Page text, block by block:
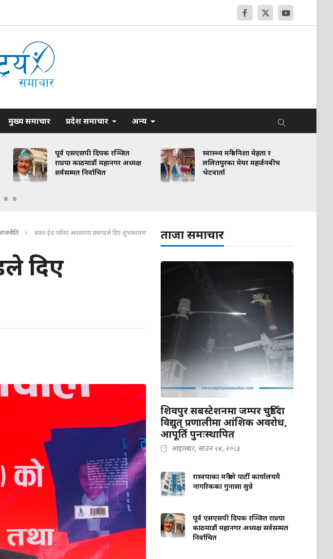
मुख्य समाचार प्रदेश समाचार अन्य
पूर्व एसएसपी दिपक रञ्जित
राप्रपा काठमाडौं महानगर अध्यक्ष
सर्वसम्मत निर्वाचित
स्वास्थ्य मन्त्री निशा मेहता र
ललितपुरका मेयर महर्जनबीच
भेटवार्ता
राजनीति बकर ईद पर्वका अवसरमा प्रचण्डले दिए शुभकामना
दिए
ताजा समाचार
शिवपुर सबस्टेशनमा जम्पर चुडिँदा
विद्युत् प्रणालीमा आंशिक अवरोध,
आपूर्ति पुनःस्थापित
आइतबार, साउन २४, २०८३
रास्वपाका मन्त्रीले पार्टी कार्यालयमै
नागरिकका गुनासा सुन्ने
पूर्व एसएसपी दिपक रञ्जित राप्रपा
काठमाडौं महानगर अध्यक्ष सर्वसम्मत
निर्वाचित